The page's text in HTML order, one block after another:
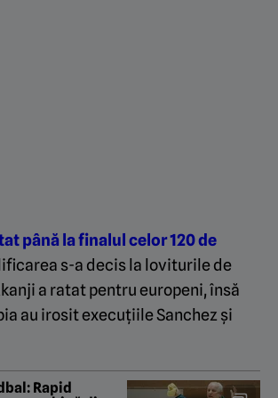
până la finalul celor 120 de
s-a decis la loviturile de
a ratat pentru europeni, însă
au irosit execuțiile Sanchez și
Rapid